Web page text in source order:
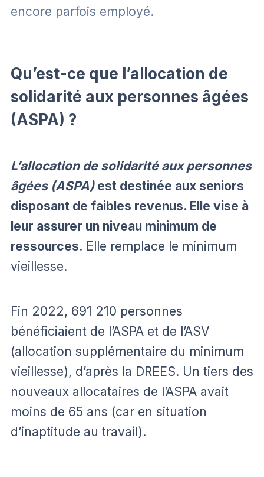
encore parfois employé.
Qu’est-ce que l’allocation de
solidarité aux personnes âgées
(ASPA) ?
L’allocation de solidarité aux personnes
âgées (ASPA)est destinée aux seniors
disposant de faibles revenus. Elle vise à
leur assurer un niveau minimum de
ressources. Elle remplace le minimum
vieillesse.
Fin 2022, 691 210 personnes
bénéficiaient de l’ASPA et de l’ASV
(allocation supplémentaire du minimum
vieillesse), d’après la DREES. Un tiers des
nouveaux allocataires de l’ASPA avait
moins de 65 ans (car en situation
d’inaptitude au travail).